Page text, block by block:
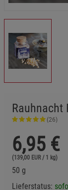
Rauhnacht
(26)
6,95 €
(139,00 EUR / 1 kg)
50 g
Lieferstatus: